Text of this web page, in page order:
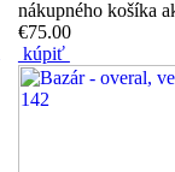
nákupného košíka
€75.00
kúpiť